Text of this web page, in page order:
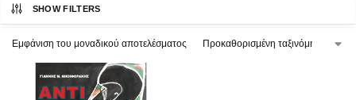
SHOW FILTERS
Εμφάνιση του μοναδικού αποτελέσματος